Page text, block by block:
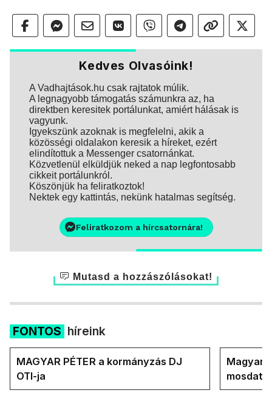
Kedves Olvasóink!
A Vadhajtások.hu csak rajtatok múlik.
A legnagyobb támogatás számunkra az, ha
direktben keresitek portálunkat, amiért hálásak is
vagyunk.
Igyekszünk azoknak is megfelelni, akik a
közösségi oldalakon keresik a híreket, ezért
elindítottuk a Messenger csatornánkat.
Közvetlenül elküldjük neked a nap legfontosabb
cikkeit portálunkról.
Köszönjük ha feliratkoztok!
Nektek egy kattintás, nekünk hatalmas segítség.
Feliratkozom a hírcsatornára!
Mutasd a hozzászólásokat!
FONTOS híreink
MAGYAR PÉTER a kormányzás DJ
OTI-ja
Magyar